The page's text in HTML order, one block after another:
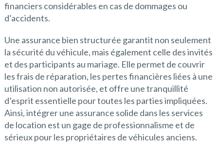
financiers considérables en cas de dommages ou
d’accidents.
Une assurance bien structurée garantit non seulement
la sécurité du véhicule, mais également celle des invités
et des participants au mariage. Elle permet de couvrir
les frais de réparation, les pertes financières liées à une
utilisation non autorisée, et offre une tranquillité
d’esprit essentielle pour toutes les parties impliquées.
Ainsi, intégrer une assurance solide dans les services
de location est un gage de professionnalisme et de
sérieux pour les propriétaires de véhicules anciens.